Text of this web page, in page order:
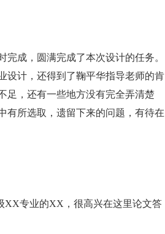
成，圆满完成了本次设计的任务。
设计，还得到了鞠平华指导老师的肯
足，还有一些地方没有完全弄清楚
有所选取，遗留下来的问题，有待在
专业的XX，很高兴在这里论文答